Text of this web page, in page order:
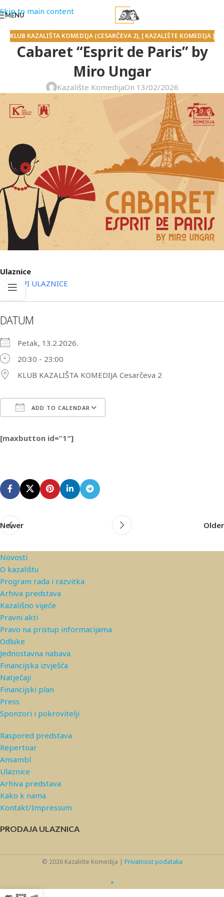
Skip to main content
MENU
KLUB KAZALIŠTA KOMEDIJA (CESARČEVA 2), [ KAZALIŠTE KOMEDIJA ]
Cabaret “Esprit de Paris” by
Miro Ungar
Kazalište KomedijaOn 13/02/2026
Ulaznice
KUPI ULAZNICE
DATUM
Petak, 13.2.2026.
20:30 - 23:00
KLUB KAZALIŠTA KOMEDIJA Cesarčeva 2
ADD TO CALENDAR
[maxbutton id=”1″]
Newer Older
Novosti
O kazalištu
Program rada i razvitka
Arhiva predstava
Kazališno vijeće
Pravni akti
Pravo na pristup informacijama
Odluke
Jednostavna nabava
Financijska izvješća
Natječaji
Financijski plan
Press
Sponzori i pokrovitelji
Raspored predstava
Repertoar
Ansambl
Ulaznice
Arhiva predstava
Kako k nama
Kontakt/Impressum
PRODAJA ULAZNICA
© 2026 Kazalište Komedija | Privatnost podataka
*